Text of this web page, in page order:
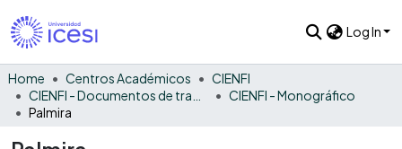
Log In
Home Centros Académicos
CIENFI
CIENFI - Monográfico
Palmira